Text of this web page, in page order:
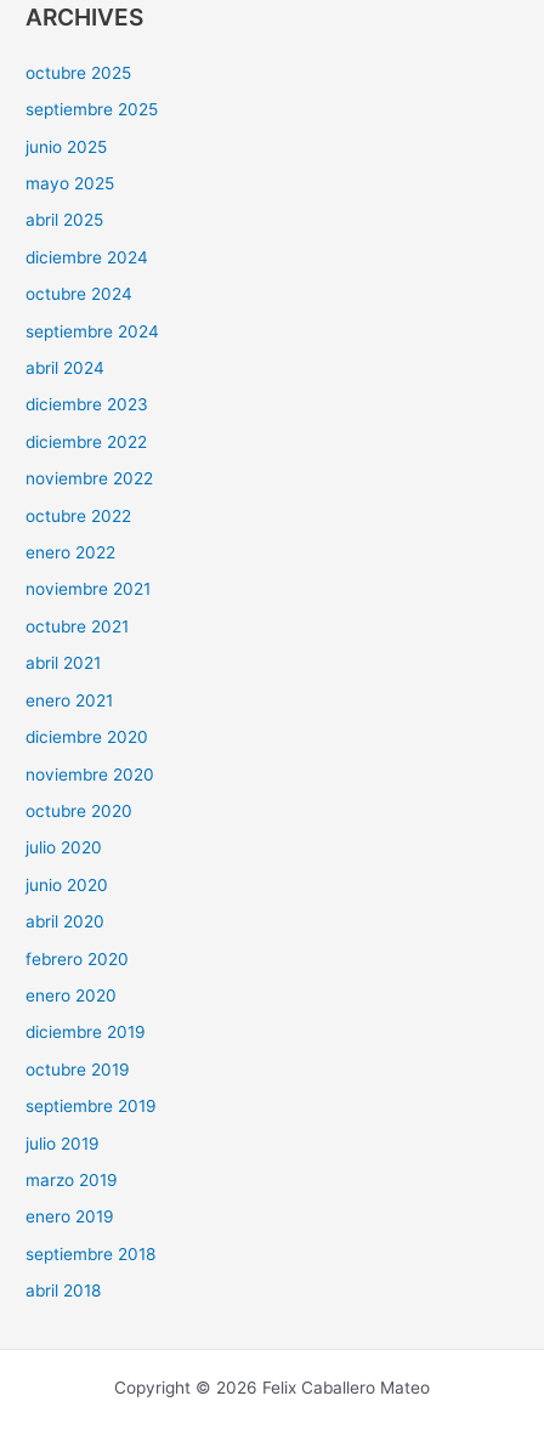
ARCHIVES
octubre 2025
septiembre 2025
junio 2025
mayo 2025
abril 2025
diciembre 2024
octubre 2024
septiembre 2024
abril 2024
diciembre 2023
diciembre 2022
noviembre 2022
octubre 2022
enero 2022
noviembre 2021
octubre 2021
abril 2021
enero 2021
diciembre 2020
noviembre 2020
octubre 2020
julio 2020
junio 2020
abril 2020
febrero 2020
enero 2020
diciembre 2019
octubre 2019
septiembre 2019
julio 2019
marzo 2019
enero 2019
septiembre 2018
abril 2018
Copyright © 2026 Felix Caballero Mateo